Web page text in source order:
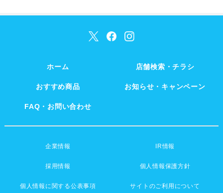
ホーム 店舗検索・チラシ
おすすめ商品 お知らせ・キャンペーン
FAQ・お問い合わせ
企業情報 IR情報
採用情報 個人情報保護方針
個人情報に関する公表事項 サイトのご利用について